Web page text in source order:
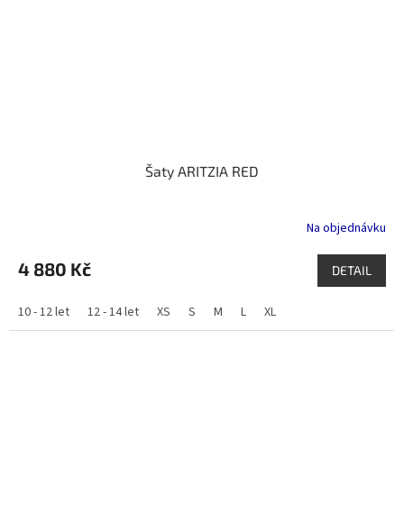
Šaty ARITZIA RED
Na objednávku
4 880 Kč DETAIL
10 - 12 let 12 - 14 let XS S M L XL